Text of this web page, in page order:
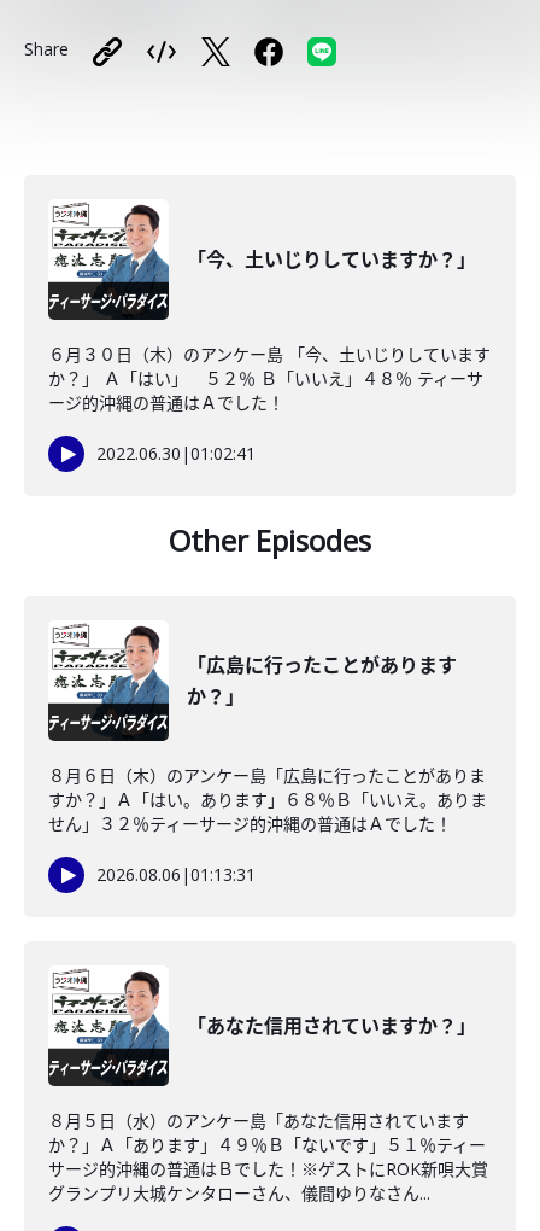
Share
「今、土いじりしていますか？」
６月３０日（木）のアンケー島 「今、土いじりしています
か？」 Ａ「はい」 ５２％ Ｂ「いいえ」４８％ ティーサ
ージ的沖縄の普通はＡでした！
2022.06.30 |01:02:41
Other Episodes
「広島に行ったことがあります
か？」
８月６日（木）のアンケー島「広島に行ったことがありま
すか？」Ａ「はい。あります」６８％Ｂ「いいえ。ありま
せん」３２％ティーサージ的沖縄の普通はＡでした！
2026.08.06 |01:13:31
「あなた信用されていますか？」
８月５日（水）のアンケー島「あなた信用されています
か？」Ａ「あります」４９％Ｂ「ないです」５１％ティー
サージ的沖縄の普通はＢでした！※ゲストにROK新唄大賞
グランプリ大城ケンタローさん、儀間ゆりなさん...